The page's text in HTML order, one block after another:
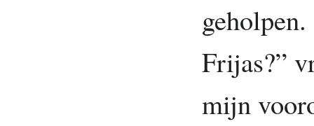
geholpen.
Frijas?”
mijn